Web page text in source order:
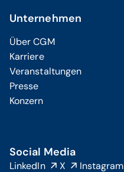
Unternehmen
Über CGM
Karriere
Veranstaltungen
Presse
Konzern
Social Media
LinkedIn X Instagram